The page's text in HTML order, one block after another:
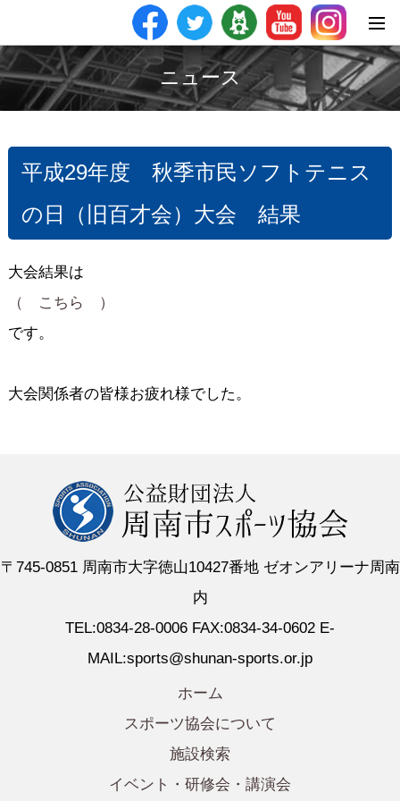
ニュース
平成29年度 秋季市民ソフトテニス
の日（旧百才会）大会 結果
大会結果は
（ こちら ）
です。
大会関係者の皆様お疲れ様でした。
〒745-0851 周南市大字徳山10427番地 ゼオンアリーナ周南
内
TEL:0834-28-0006 FAX:0834-34-0602 E-
MAIL:sports@shunan-sports.or.jp
ホーム
スポーツ協会について
施設検索
イベント・研修会・講演会